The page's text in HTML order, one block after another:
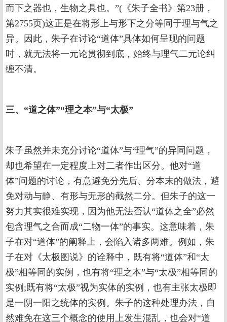
而下之器也，生物之具也。”(《朱子全书》第23册，
第2755页)这正是在将形上与形下之分等同于理与气之
异。因此，朱子在讨论“道体”具体如何呈现的问题
时，就无法将一元论贯彻到底，始终与理气二元论纠
缠不清。
三、“道之体”“理之本”与“太极”
朱子虽然并未充分讨论“道体”与“理气”的异同问题，
却也希望在一定程度上对二者作出区分。他对“道
体”问题的讨论，有意避免分先后、分本末的做法，避
免对动与静、有形与无形的截然二分。但朱子的这一
努力其实很难实现，因为他无法否认“道体之全”必然
包含理气之合而成“二物一体”的事实。这意味着，朱
子在对“道体”的阐释上，会陷入诸多两难。例如，朱
子在对《太极图说》的诠释中，既有将“道体”和“太
极”相等同的实例，也有将“理之本”与“太极”相等同的
实例;既有将“太极”视为实体的实例，也有主张太极即
是一阴一阳之统体的实例。朱子的这种处理办法，自
然难免在这三个概念的使用上发生混乱，也会对“道